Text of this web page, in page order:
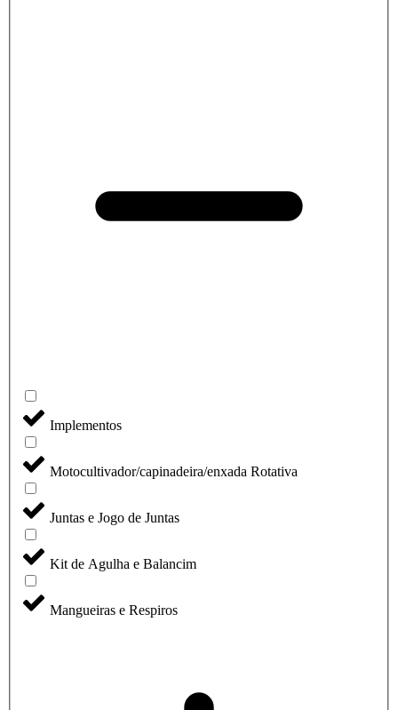
Implementos
Motocultivador/capinadeira/enxada Rotativa
Juntas e Jogo de Juntas
Kit de Agulha e Balancim
Mangueiras e Respiros